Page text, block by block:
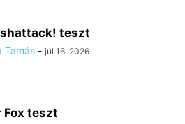
teszt
Tamás - júl 16, 2026
Fox teszt